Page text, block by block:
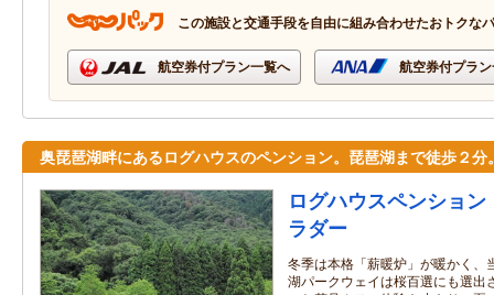
この施設と交通手段を自由に組み合わせたおトクな
航空券付プラン一覧へ 航空券付プラ
奥琵琶湖畔にあるログハウスのペンション。琵琶湖まで徒歩２分
ログハウスペンショ
ラダー
冬季は本格「薪暖炉」が暖かく、
湖パークウェイは桜百選にも選出